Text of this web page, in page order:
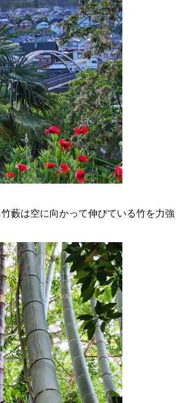
藪は空に向かって伸びている竹を力